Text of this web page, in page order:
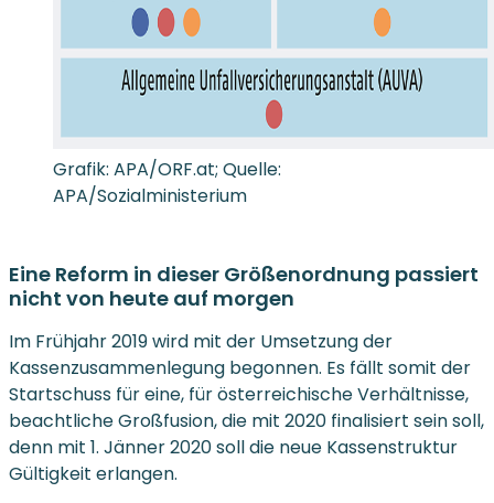
Grafik: APA/ORF.at; Quelle:
APA/Sozialministerium
Eine Reform in dieser Größenordnung passiert
nicht von heute auf morgen
Im Frühjahr 2019 wird mit der Umsetzung der
Kassenzusammenlegung begonnen. Es fällt somit der
Startschuss für eine, für österreichische Verhältnisse,
beachtliche Großfusion, die mit 2020 finalisiert sein soll,
denn mit 1. Jänner 2020 soll die neue Kassenstruktur
Gültigkeit erlangen.